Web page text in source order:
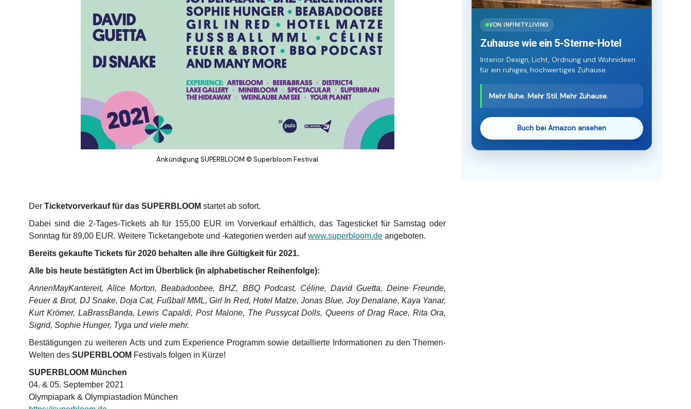
Ankündigung SUPERBLOOM © Superbloom Festival
Der Ticketvorverkauf für das SUPERBLOOM startet ab sofort.
Dabei sind die 2-Tages-Tickets ab für 155,00 EUR im Vorverkauf erhältlich, das Tagesticket für Samstag oder
Sonntag für 89,00 EUR. Weitere Ticketangebote und -kategorien werden aufwww.superbloom.de angeboten.
Bereits gekaufte Tickets für 2020 behalten alle ihre Gültigkeit für 2021.
Alle bis heute bestätigten Act im Überblick (in alphabetischer Reihenfolge):
AnnenMayKantereit, Alice Morton, Beabadoobee, BHZ, BBQ Podcast, Céline, David Guetta, Deine Freunde,
Feuer & Brot, DJ Snake, Doja Cat, Fußball MML, Girl In Red, Hotel Matze, Jonas Blue, Joy Denalane, Kaya Yanar,
Kurt Krömer, LaBrassBanda, Lewis Capaldi, Post Malone, The Pussycat Dolls, Queens of Drag Race, Rita Ora,
Sigrid, Sophie Hunger, Tyga und viele mehr.
Bestätigungen zu weiteren Acts und zum Experience Programm sowie detaillierte Informationen zu den Themen-
Welten des SUPERBLOOM Festivals folgen in Kürze!
SUPERBLOOM München
04. & 05. September 2021
Olympiapark & Olympiastadion München
VON INFINITY.LIVING
Zuhause wie ein 5-Sterne-Hotel
Interior Design, Licht, Ordnung und Wohnideen
für ein ruhiges, hochwertiges Zuhause.
Mehr Ruhe. Mehr Stil. Mehr Zuhause.
Buch bei Amazon ansehen